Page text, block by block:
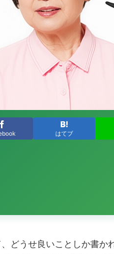
はてブ
どうせ良いことしか書か